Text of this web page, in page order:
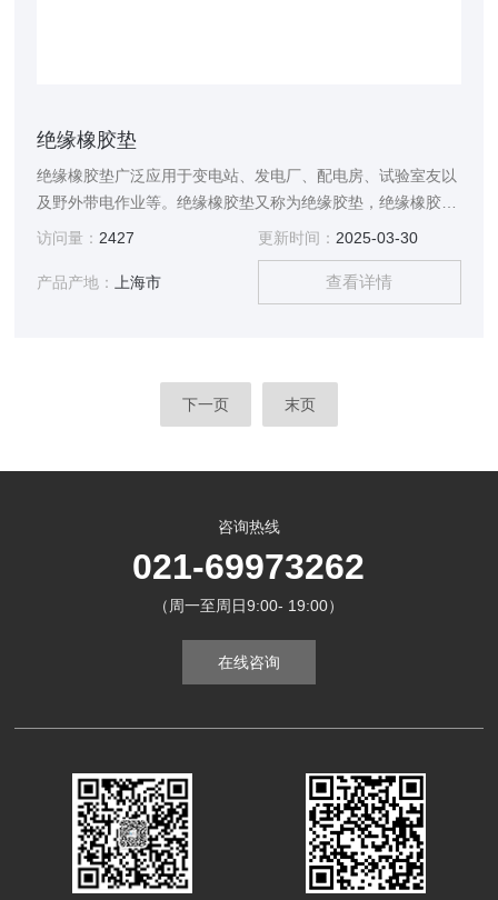
绝缘橡胶垫
绝缘橡胶垫广泛应用于变电站、发电厂、配电房、试验室友以
及野外带电作业等。绝缘橡胶垫又称为绝缘胶垫，绝缘橡胶
垫，绝缘毯等。具有较大体积电阻率和耐电击穿的胶垫。用
等工作场合的台面或铺地绝缘材料。
访问量： 2427 更新时间： 2025-03-30
产品产地： 上海市 查看详情
下一页 末页
咨询热线
021-69973262
（周一至周日9:00- 19:00）
在线咨询